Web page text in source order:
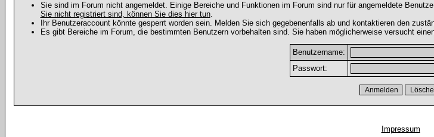
Sie sind im Forum nicht angemeldet. Einige Bereiche und Funktionen im Forum sind nur für angemeldete
Sie nicht registriert sind, können Sie dies hier tun.
Ihr Benutzeraccount könnte gesperrt worden sein. Melden Sie sich gegebenenfalls ab und kontaktieren den
Es gibt Bereiche im Forum, die bestimmten Benutzern vorbehalten sind. Sie haben möglicherweise versucht
Benutzername:
Passwort:
Impressum